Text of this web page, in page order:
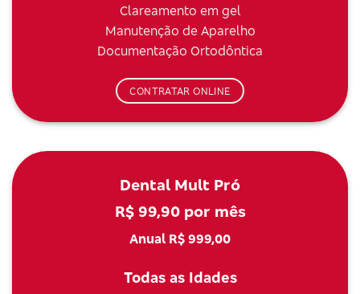
Clareamento em gel
Manutenção de Aparelho
Documentação Ortodôntica
CONTRATAR ONLINE
Dental Mult Pró
R$ 99,90 por mês
Anual R$ 999,00
Todas as Idades